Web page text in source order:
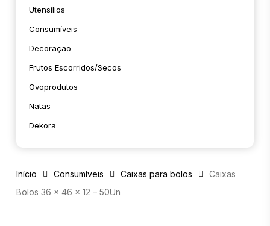
Utensílios
Consumíveis
Decoração
Frutos Escorridos/secos
Ovoprodutos
Natas
Dekora
Início Consumíveis Caixas para bolos
Caixas
Bolos 36 x 46 x 12 – 50Un